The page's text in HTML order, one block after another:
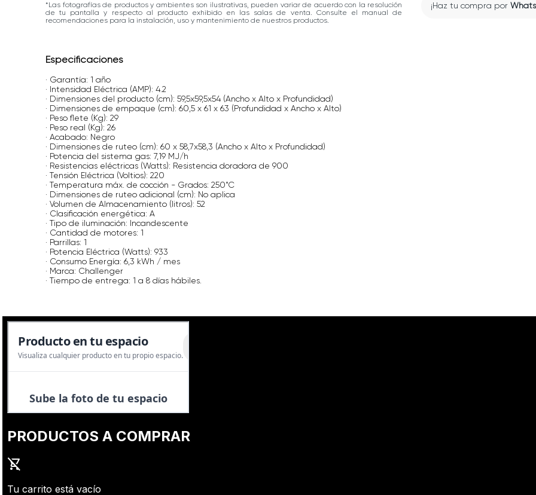
*Las fotografías de productos y ambientes son ilustrativas, pueden variar de acuerdo con la resolución
de tu pantalla y respecto al producto exhibido en las salas de venta. Consulte el manual de
recomendaciones para la instalación, uso y mantenimiento de nuestros productos.
Especificaciones
· Garantía: 1 año
· Intensidad Eléctrica (AMP): 4.2
· Dimensiones del producto (cm): 59,5x59,5x54 (Ancho x Alto x Profundidad)
· Dimensiones de empaque (cm): 60,5 x 61 x 63 (Profundidad x Ancho x Alto)
· Peso flete (Kg): 29
· Peso real (Kg): 26
· Acabado: Negro
· Dimensiones de ruteo (cm): 60 x 58,7x58,3 (Ancho x Alto x Profundidad)
· Potencia del sistema gas: 7,19 MJ/h
· Resistencias eléctricas (Watts): Resistencia doradora de 900
· Tensión Eléctrica (Voltios): 220
· Temperatura máx. de cocción - Grados: 250 ̊C
· Dimensiones de ruteo adicional (cm): No aplica
· Volumen de Almacenamiento (litros): 52
· Clasificación energética: A
· Tipo de iluminación: Incandescente
· Cantidad de motores: 1
· Parrillas: 1
· Potencia Eléctrica (Watts): 933
· Consumo Energía: 6,3 kWh / mes
· Marca: Challenger
· Tiempo de entrega: 1 a 8 días hábiles.
¡Haz tu compra por